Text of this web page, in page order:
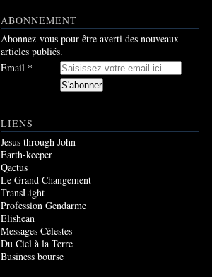
ABONNEMENT
Abonnez-vous pour être averti des nouveaux
articles publiés.
Email
LIENS
Jesus through John
Earth-keeper
Qactus
Le Grand Changement
TransLight
Profession Gendarme
Elishean
Messages Célestes
Du Ciel à la Terre
Business bourse